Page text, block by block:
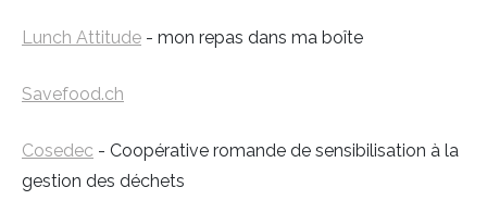
Lunch Attitude - mon repas dans ma boîte
Savefood.ch
Cosedec - Coopérative romande de sensibilisation à la
gestion des déchets